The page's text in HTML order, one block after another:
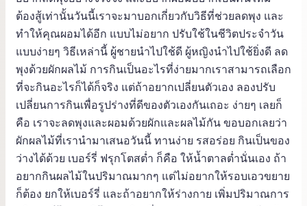
ต้องสู้เท่านั้นวันนี้เราจะมาบอกเกี่ยวกับวิธีที่ช่วยลดพุง และ
ทำให้คุณผอมได้อีก แบบไม่อยาก ปรับใช้ในชีวิตประจำวัน
แบบง่ายๆ วิธีเหล่านี้ ผู้ชายนำไปใช้ดี ผู้หญิงนำไปใช้ยิ่งดี ลด
พุงด้วยผักผลไม้ การกินเป็นอะไรที่ง่ายมากเราสามารถเลือก
ที่จะกินอะไรก็ได้ก็จริง แต่ถ้าอยากเปลี่ยนตัวเอง ลองปรับ
เปลี่ยนการกินเพื่อรูปร่างที่ดีของตัวเองกันเถอะ ง่ายๆ เลยก็
คือ เราจะลดพุงและผอมด้วยผักและผลไม้กัน ขอบอกเลยว่า
ผักผลไม้ที่เรานำมาเสนอวันนี้ ทานง่าย รสอร่อย กินเป็นของ
ว่างได้ด้วย เบอร์รี่ ฟรุกโตสต่ำ ก็คือ ให้น้ำตาลต่ำนั่นเอง ถ้า
อยากกินผลไม้ในปริมาณมากๆ แต่ไม่อยากให้รอบเอวขยาย
ก็ต้อง ยกให้เบอร์รี่ และถ้าอยากให้ร่างกาย เพิ่มปริมาณการ